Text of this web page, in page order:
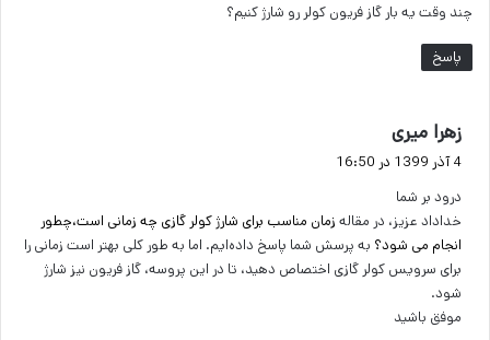
:
چند وقت یه بار گاز فریون کولر رو شارژ کنیم؟
پاسخ
زهرا میری
ت
4 آذر 1399 در 16:50
درود بر شما
خداداد عزیز، در مقاله زمان مناسب برای شارژ کولر گازی چه زمانی است،چطور
انجام می شود؟ به پرسش شما پاسخ داده‌ایم. اما به طور کلی بهتر است زمانی را
برای سرویس کولر گازی اختصاص دهید، تا در این پروسه، گاز فریون نیز شارژ
شود.
موفق باشید